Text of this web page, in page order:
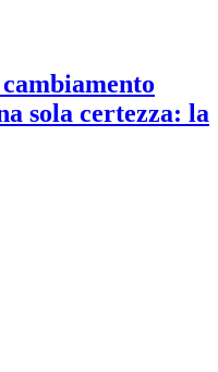
sola certezza: la